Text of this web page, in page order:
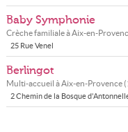
Baby Symphonie
Crèche familiale àAix-en-
25 Rue Venel
Berlingot
Multi-accueil àAix-en-Provence(
2 Chemin de la Bosque